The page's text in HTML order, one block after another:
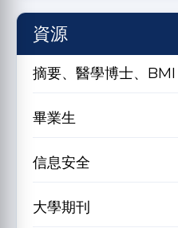
資源
摘要、醫學博士、BMI
畢業生
信息安全
大學期刊